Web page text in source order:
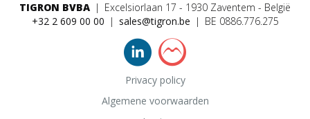
TIGRON BVBA
Excelsiorlaan 17 - 1930 Zaventem - België
+32 2 609 00 00
sales@tigron.be BE 0886.776.275
Privacy policy
Algemene voorwaarden